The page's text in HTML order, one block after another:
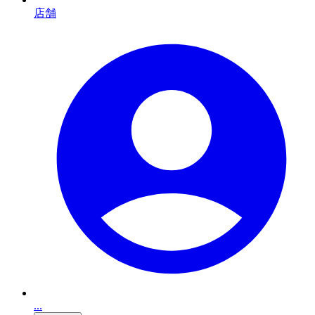
店舗
...